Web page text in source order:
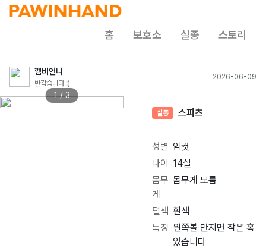
홈 보호소 실종 스토리
깸비언니
반갑습니다 :)
2026-06-09
1 / 3
실종 스피츠
성별 암컷
나이
14살
몸무
게
몸무게 모름
털색 흰색
특징 왼쪽볼 만지면 작은 혹
있습니다